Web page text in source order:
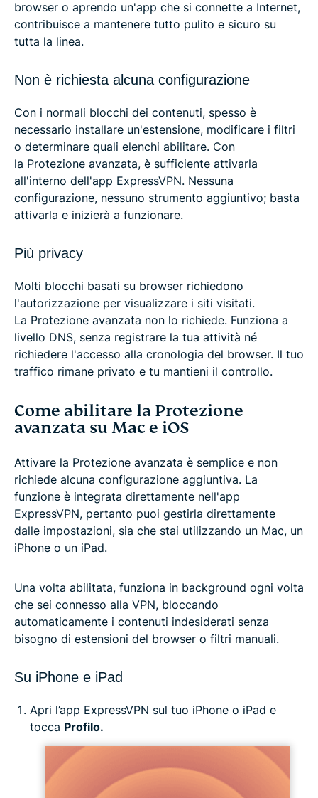
browser o aprendo un'app che si connette a Internet,
contribuisce a mantenere tutto pulito e sicuro su
tutta la linea.
Non è richiesta alcuna configurazione
Con i normali blocchi dei contenuti, spesso è
necessario installare un'estensione, modificare i filtri
o determinare quali elenchi abilitare. Con
la Protezione avanzata, è sufficiente attivarla
all'interno dell'app ExpressVPN. Nessuna
configurazione, nessuno strumento aggiuntivo; basta
attivarla e inizierà a funzionare.
Più privacy
Molti blocchi basati su browser richiedono
l'autorizzazione per visualizzare i siti visitati.
La Protezione avanzata non lo richiede. Funziona a
livello DNS, senza registrare la tua attività né
richiedere l'accesso alla cronologia del browser. Il tuo
traffico rimane privato e tu mantieni il controllo.
Come abilitare la Protezione
avanzata su Mac e iOS
Attivare la Protezione avanzata è semplice e non
richiede alcuna configurazione aggiuntiva. La
funzione è integrata direttamente nell'app
ExpressVPN, pertanto puoi gestirla direttamente
dalle impostazioni, sia che stai utilizzando un Mac, un
iPhone o un iPad.
Una volta abilitata, funziona in background ogni volta
che sei connesso alla VPN, bloccando
automaticamente i contenuti indesiderati senza
bisogno di estensioni del browser o filtri manuali.
Su iPhone e iPad
Apri l’app ExpressVPN sul tuo iPhone o iPad e
tocca Profilo.